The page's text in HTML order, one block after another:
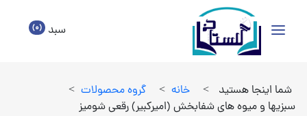
سبد (0)
شما اینجا هستید > خانه > گروه محصولات >
سبزیها و میوه های شفابخش (امیرکبیر) رقعی شومیز